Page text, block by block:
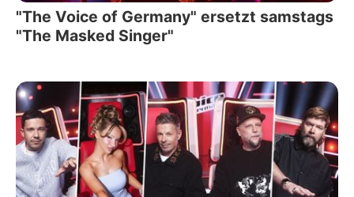
"The Voice of Germany" ersetzt samstags
"The Masked Singer"